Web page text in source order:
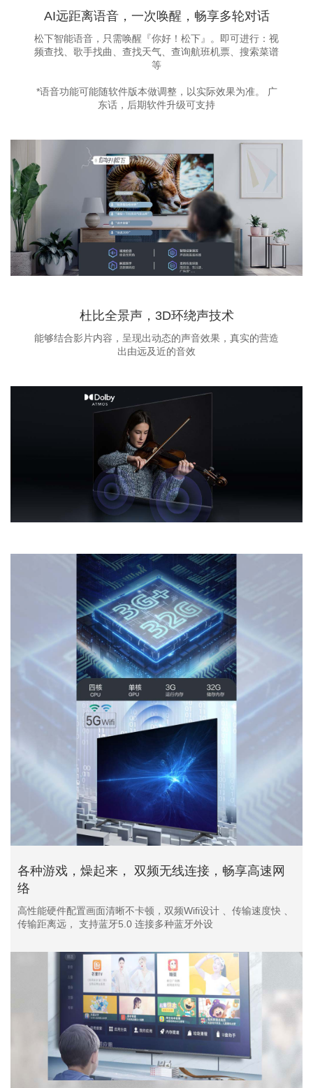
AI远距离语音，一次唤醒，畅享多轮对话
松下智能语音，只需唤醒『你好！松下』。即可进行：视
频查找、歌手找曲、查找天气、查询航班机票、搜索菜谱
等
*语音功能可能随软件版本做调整，以实际效果为准。 广
东话，后期软件升级可支持
杜比全景声，3D环绕声技术
能够结合影片内容，呈现出动态的声音效果，真实的营造
出由远及近的音效
各种游戏，燥起来， 双频无线连接，畅享高速网
络
高性能硬件配置画面清晰不卡顿，双频Wifi设计 、传输速度快 、
传输距离远， 支持蓝牙5.0 连接多种蓝牙外设